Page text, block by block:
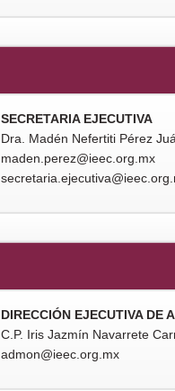
SECRETARIA EJECUTIVA
Dra. Madén Nefertiti Pérez
maden.perez@ieec.org.mx
DIRECCIÓN EJECUTIVA DE
C.P. Iris Jazmín Navarrete
admon@ieec.org.mx